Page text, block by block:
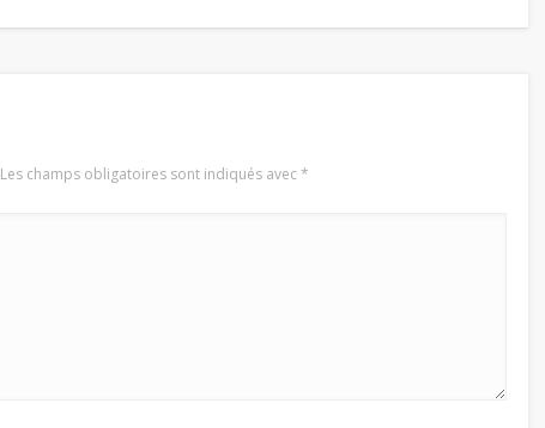
Les champs obligatoires sont indiqués avec*